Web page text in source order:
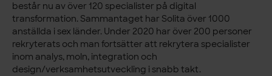
består nu av över 120 specialister på digital
transformation. Sammantaget har Solita över 1000
anställda i sex länder. Under 2020 har över 200 personer
rekryterats och man fortsätter att rekrytera specialister
inom analys, moln, integration och
design/verksamhetsutveckling i snabb takt.